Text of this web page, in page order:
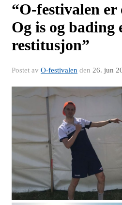
“O-festivalen er
Og is og bading
restitusjon”
Postet av O-festivalen den 26. jun